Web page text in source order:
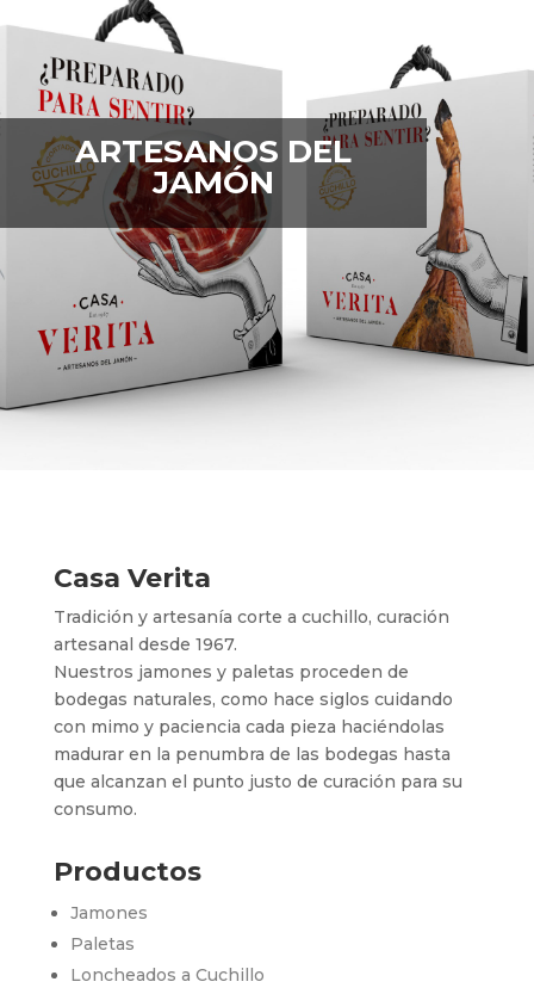
ARTESANOS DEL
JAMÓN
Casa Verita
Tradición y artesanía corte a cuchillo, curación
artesanal desde 1967.
Nuestros jamones y paletas proceden de
bodegas naturales, como hace siglos cuidando
con mimo y paciencia cada pieza haciéndolas
madurar en la penumbra de las bodegas hasta
que alcanzan el punto justo de curación para su
consumo.
Productos
Jamones
Paletas
Loncheados a Cuchillo